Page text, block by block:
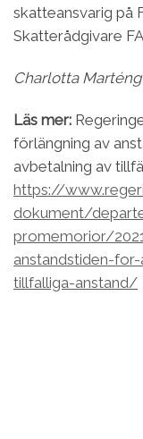
skatteansvarig på
Skatterådgivare
Charlotta Marténg
Läs mer:
förlängning av
avbetalning av
https://
dokument/
promemorior/
anstandstiden-
tillfalliga-anstand/